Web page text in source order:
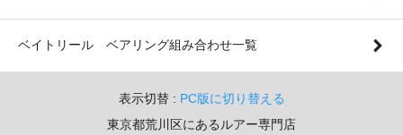
ベイトリール ベアリング組み合わせ一覧
表示切替 : PC版に切り替える
東京都荒川区にあるルアー専門店